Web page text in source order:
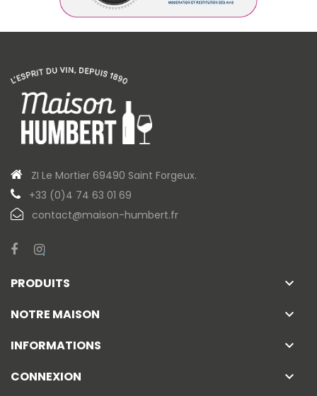
ZI Le Mortier 69490 Saint Forgeux.
+33 (0)4 74 63 01 69
contact@maison-humbert.fr
PRODUITS keyboard_arrow_down
NOTRE MAISON keyboard_arrow_down
INFORMATIONS keyboard_arrow_down
CONNEXION keyboard_arrow_down